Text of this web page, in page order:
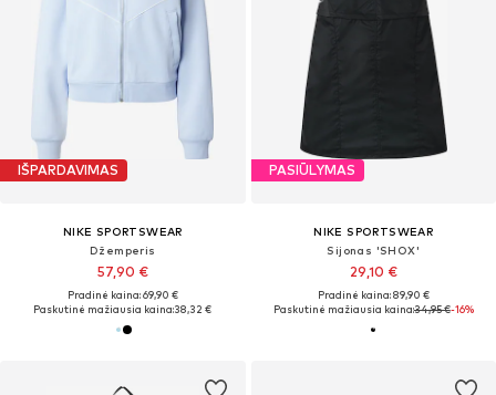
IŠPARDAVIMAS
NIKE SPORTSWEAR
Džemperis
57,90 €
Pradinė kaina: 69,90 €
Paskutinė mažiausia kaina:38,32 €
PASIŪLYMAS
NIKE SPORTSWEAR
Sijonas 'SHOX'
29,10 €
Pradinė kaina: 89,90 €
Paskutinė mažiausia kaina:34,95 €-16%